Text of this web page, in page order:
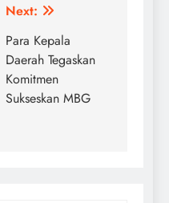
Next:
Para Kepala
Daerah Tegaskan
Komitmen
Sukseskan MBG